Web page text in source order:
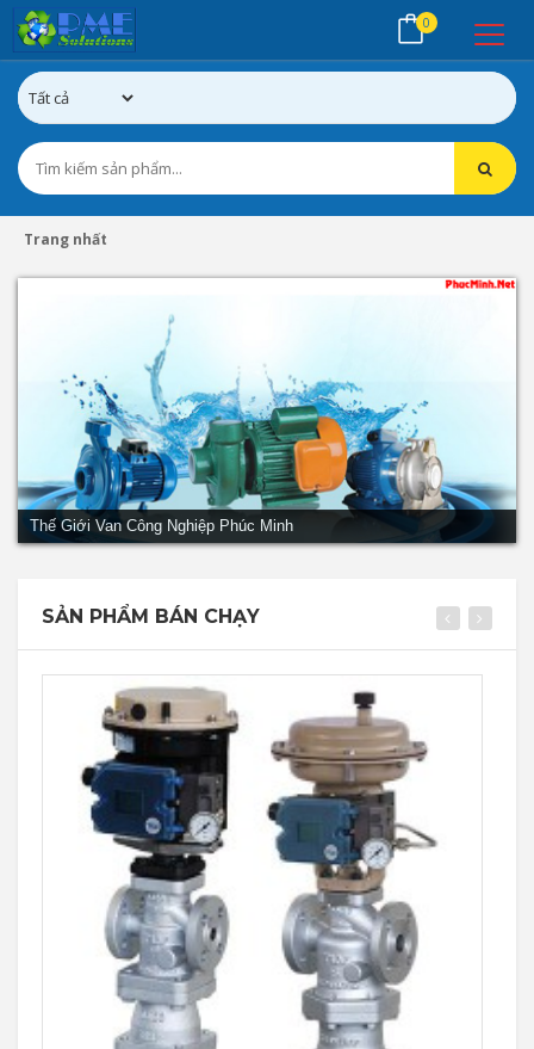
0
Trang nhất
Thế Giới Van Công Nghiệp Phúc Minh
SẢN PHẨM BÁN CHẠY